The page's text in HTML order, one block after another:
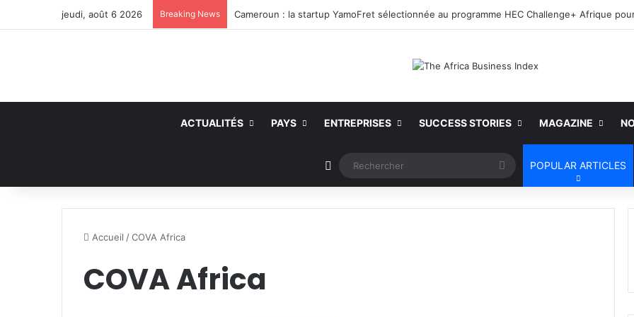
jeudi, août 6 2026 Breaking News
ACTUALITÉS PAYS ENTREPRISES SUCCESS STORIES MAGAZINE
Article Aléatoire Rechercher
POPULAR ARTICLES
Accueil /COVA Africa
COVA Africa